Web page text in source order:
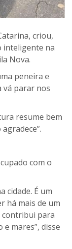
criou,
inteligente na
Nova.
peneira e
vá parar nos
resume bem
com o
cidade. É um
há mais de um
contribui para
mares”, disse